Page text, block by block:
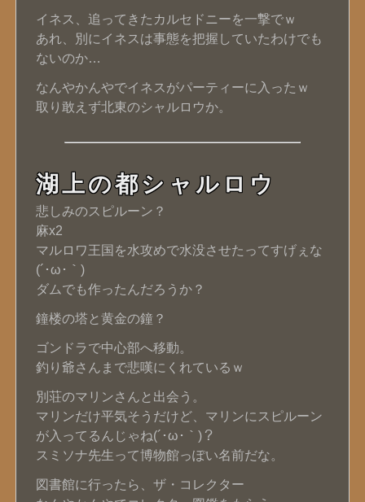
イネス、追ってきたカルセドニーを一撃でｗ
あれ、別にイネスは事態を把握していたわけでも
ないのか…
なんやかんやでイネスがパーティーに入ったｗ
取り敢えず北東のシャルロウか。
湖上の都シャルロウ
悲しみのスピルーン？
麻x2
マルロワ王国を水攻めで水没させたってすげぇな
(´･ω･｀)
ダムでも作ったんだろうか？
鐘楼の塔と黄金の鐘？
ゴンドラで中心部へ移動。
釣り爺さんまで悲嘆にくれているｗ
別荘のマリンさんと出会う。
マリンだけ平気そうだけど、マリンにスピルーン
が入ってるんじゃね(´･ω･｀)？
スミソナ先生って博物館っぽい名前だな。
図書館に行ったら、ザ・コレクター